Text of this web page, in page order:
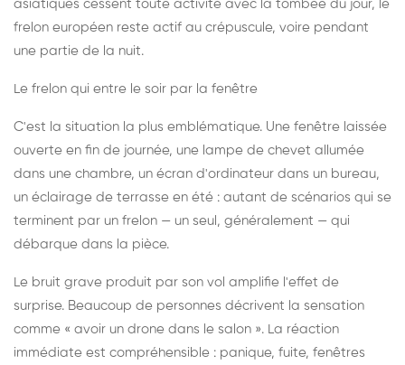
asiatiques cessent toute activité avec la tombée du jour, le
frelon européen reste actif au crépuscule, voire pendant
une partie de la nuit.
Le frelon qui entre le soir par la fenêtre
C'est la situation la plus emblématique. Une fenêtre laissée
ouverte en fin de journée, une lampe de chevet allumée
dans une chambre, un écran d'ordinateur dans un bureau,
un éclairage de terrasse en été : autant de scénarios qui se
terminent par un frelon — un seul, généralement — qui
débarque dans la pièce.
Le bruit grave produit par son vol amplifie l'effet de
surprise. Beaucoup de personnes décrivent la sensation
comme « avoir un drone dans le salon ». La réaction
immédiate est compréhensible : panique, fuite, fenêtres